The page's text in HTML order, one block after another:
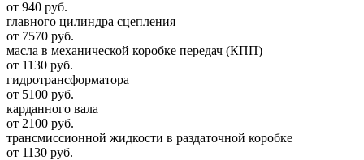
от 940 руб.
главного цилиндра сцепления
от 7570 руб.
масла в механической коробке передач (КПП)
от 1130 руб.
гидротрансформатора
от 5100 руб.
карданного вала
от 2100 руб.
трансмиссионной жидкости в раздаточной коробке
от 1130 руб.